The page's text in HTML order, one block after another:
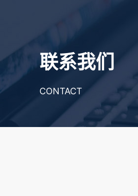
联系我们
CONTACT